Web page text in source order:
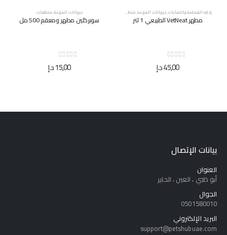
إدارة القمامة والنفايات,حيوانات المزرعة,منظفات
مطهر VetNeat الطبيعي 1 لتر
45,00د.إ
حيوانات المزرعة,منظفات
سوبركلين مطهر ومعقم 500 مل
15,00د.إ
بيانات الإتصال
العنوان
أبو ظبي ، العين ، الحاير
الجوال
0501580010
البريد الإلكتروني
support@petshubuae.com